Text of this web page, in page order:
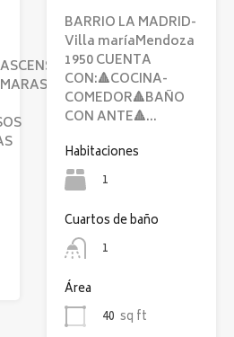
BARRIO LA MADRID-
Villa maríaMendoza
1950 CUENTA
CON:🔺COCINA-
COMEDOR🔺BAÑO
CON ANTE🔺…
Habitaciones
1
Cuartos de baño
1
Área
40 sq ft